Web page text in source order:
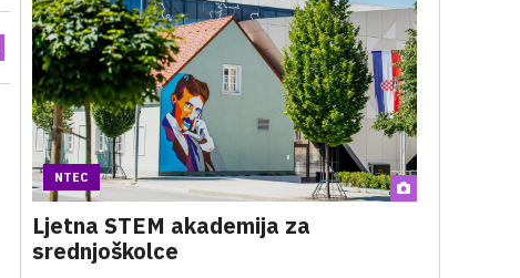
NTEC
Ljetna STEM akademija za
srednjoškolce